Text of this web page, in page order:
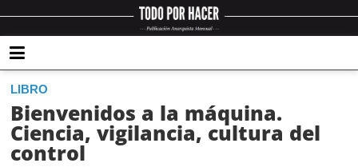
LIBRO
Bienvenidos a la máquina.
Ciencia, vigilancia, cultura del
control